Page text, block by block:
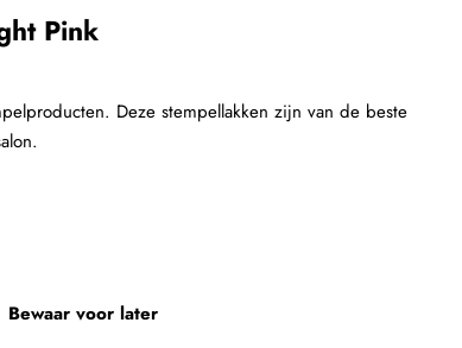
Pink
Bewaar voor later
Deze stempellakken zijn van de beste